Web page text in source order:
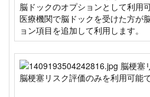
脳ドックのオプションとして利用
医療機関で脳ドックを受けた方が
ョン項目を追加して利用します。
脳梗塞リスク評価のみを利用可能で